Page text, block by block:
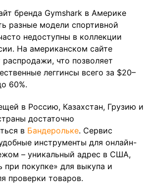
бренда Gymshark в Америке
разные модели спортивной
недоступны в коллекции
На американском сайте
что позволяет
леггинсы всего за $20–
60%.
в Россию, Казахстан, Грузию и
достаточно
в Бандерольке. Сервис
инструменты для онлайн-
– уникальный адрес в США,
покупке» для выкупа и
проверки товаров.